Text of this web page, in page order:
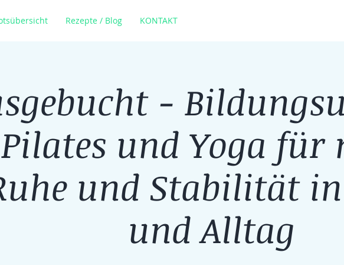
Rezepte / Blog KONTAKT
-
Pilates und Yoga für
und Stabilität
und Alltag